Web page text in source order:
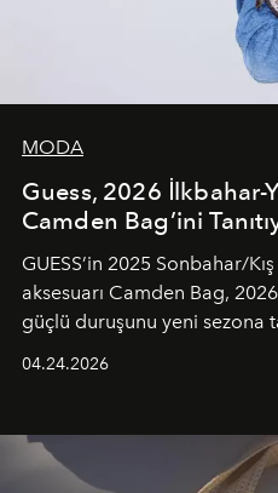
MODA
Guess, 2026 İlkbahar-
Camden Bag’ini
GUESS’in 2025 Sonbahar/
aksesuarı Camden Bag,
güçlü duruşunu yeni sezona
04.24.2026